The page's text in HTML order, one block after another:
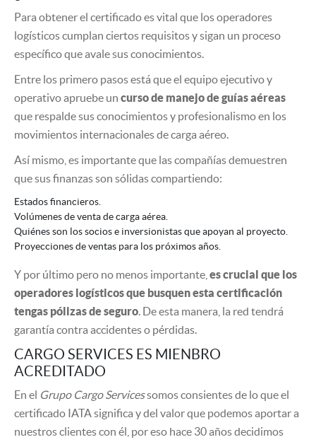
Para obtener el certificado es vital que los operadores
logísticos cumplan ciertos requisitos y sigan un proceso
específico que avale sus conocimientos.
Entre los primero pasos está que el equipo ejecutivo y
operativo apruebe un curso de manejo de guías aéreas
que respalde sus conocimientos y profesionalismo en los
movimientos internacionales de carga aéreo.
Así mismo, es importante que las compañías demuestren
que sus finanzas son sólidas compartiendo:
Estados financieros.
Volúmenes de venta de carga aérea.
Quiénes son los socios e inversionistas que apoyan al proyecto.
Proyecciones de ventas para los próximos años.
Y por último pero no menos importante, es crucial que los
operadores logísticos que busquen esta certificación
tengas pólizas de seguro. De esta manera, la red tendrá
garantía contra accidentes o pérdidas.
CARGO SERVICES ES MIENBRO
ACREDITADO
En el Grupo Cargo Servicessomos consientes de lo que el
certificado IATA significa y del valor que podemos aportar a
nuestros clientes con él, por eso hace 30 años decidimos